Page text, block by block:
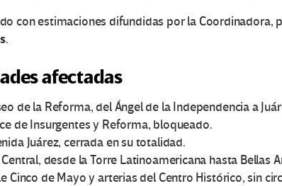
con estimaciones difundidas por la Coordinadora,
.
afectadas
de la Reforma, del Ángel de la Independencia a
de Insurgentes y Reforma, bloqueado.
Juárez, cerrada en su totalidad.
desde la Torre Latinoamericana hasta Bellas
Cinco de Mayo y arterias del Centro Histórico, sin